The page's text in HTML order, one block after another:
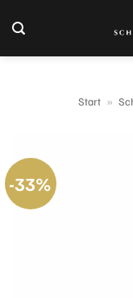
Inhalt
springen
Start »
-33%